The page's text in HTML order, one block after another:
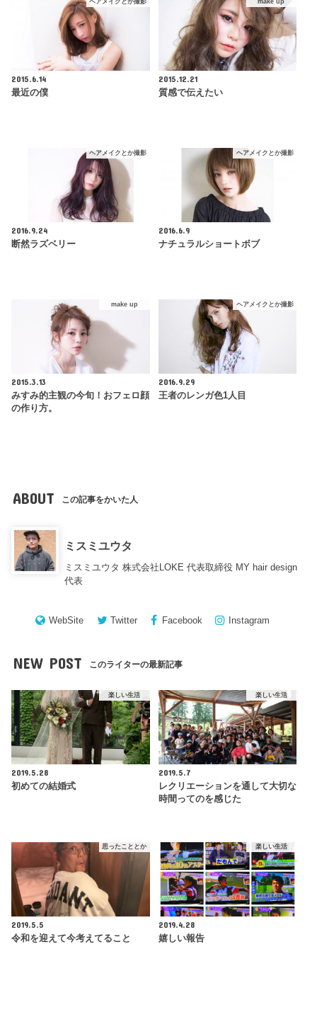
2015.6.14
最近の僕
2015.12.21
質感で伝えたい
ヘアメイクとか撮影
2016.9.24
断然ラズベリー
ヘアメイクとか撮影
2016.6.9
ナチュラルショートボブ
make up
2015.3.13
みすみ的主観の今旬！おフェロ顔
の作り方。
ヘアメイクとか撮影
2016.9.29
王者のレンガ色1人目
ABOUT この記事をかいた人
ミスミユウタ
ミスミユウタ 株式会社LOKE 代表取締役 MY hair design
代表
WebSite Twitter Facebook Instagram
NEW POST このライターの最新記事
楽しい生活
2019.5.28
初めての結婚式
楽しい生活
2019.5.7
レクリエーションを通して大切な
時間ってのを感じた
思ったこととか
2019.5.5
令和を迎えて今考えてること
楽しい生活
2019.4.28
嬉しい報告